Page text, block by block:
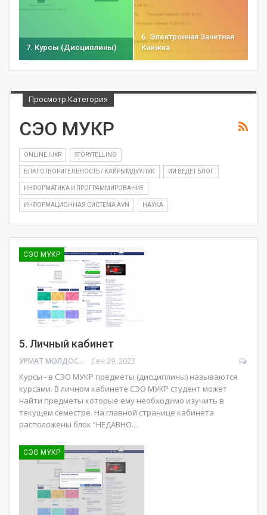
7. Курсы (дисциплины)
6. Электронная Зачетная
Книжка
Просмотр Категория
СЭО МУКР
ONLINE IUKR STORYTELLING
БЛАГОТВОРИТЕЛЬНОСТЬ / КАЙРЫМДУУЛУК ИИ ВЕДЕТ БЛОГ
ИНФОРМАТИКА И ПРОГРАММИРОВАНИЕ
ИНФОРМАЦИОННАЯ СИСТЕМА AVN НАУКА
СЭО МУКР
5. Личный кабинет
УРМАТ МОЛДОСАНОВ Сен 29, 2023
Курсы - в СЭО МУКР предметы (дисциплины) называются
курсами. В личном кабинете СЭО МУКР студент может
найти предметы которые ему необходимо изучить в
текущем семестре. На главной странице кабинета
расположены блок “НЕДАВНО…
СЭО МУКР